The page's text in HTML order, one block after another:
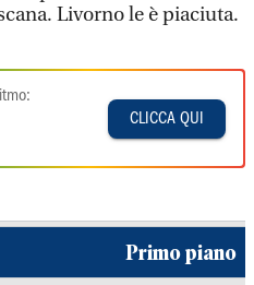
Livorno le è piaciuta.
CLICCA QUI
Primo piano